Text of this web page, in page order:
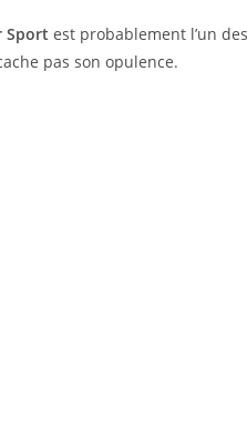
Sport est probablement l’un
pas son opulence.